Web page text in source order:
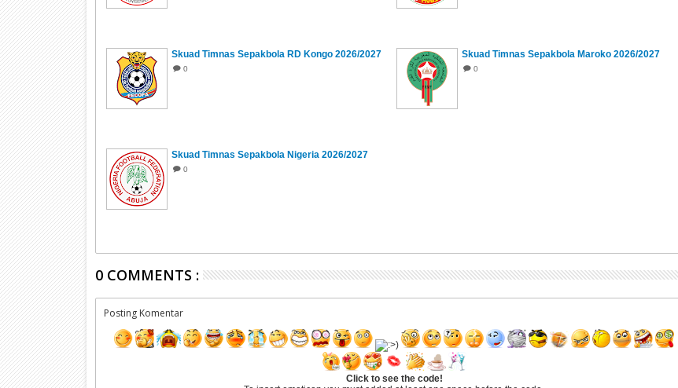
Skuad Timnas Sepakbola RD Kongo 2026/2027
0
Skuad Timnas Sepakbola Maroko 2026/2027
0
Skuad Timnas Sepakbola Nigeria 2026/2027
0
0 COMMENTS :
Posting Komentar
Click to see the code!